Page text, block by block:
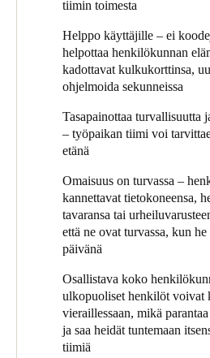
English
Save new selection as default
pääsevät kotiin ja luoda paremman
yksityiselämän välille.
jäsen unohtaa kulkukorttinsa tai
voidaan ohjelmoida muutamassa
Beth jatkaa: "Meillä on
lokeroita. Henkilökohtaiset lokerot
henkilökunta voi säilyttää niissä
tavarat ja monet jättävät kannettavat
hiiren ja näppäimistön yöksi." Jopa
voivat käyttää pääkonttorissa
"Dynaamiset kaapit, jotka tunnetaan
"loppumatkan" lokerot ovat kenen
käytetään yleisimmin
lähellä työpaikkaa tai ajavat
jäsenellä voi olla henkilökohtainen
käyttää myös dynaamista lokeroa.
Kaikki lokerot ovat työpaikan tiimin
tiimin toimesta
Helppo käyttäjille – ei
helpottaa henkilökunnan
kadottavat kulkukorttinsa,
ohjelmoida sekunneissa
Tasapainottaa turvallisuutta
– työpaikan tiimi voi
etänä
Omaisuus on turvassa –
kannettavat tietokoneensa,
tavaransa tai
että ne ovat turvassa, kun he
päivänä
Osallistava koko
ulkopuoliset henkilöt voivat
vieraillessaan, mikä
ja saa heidät tuntemaan
tiimiä